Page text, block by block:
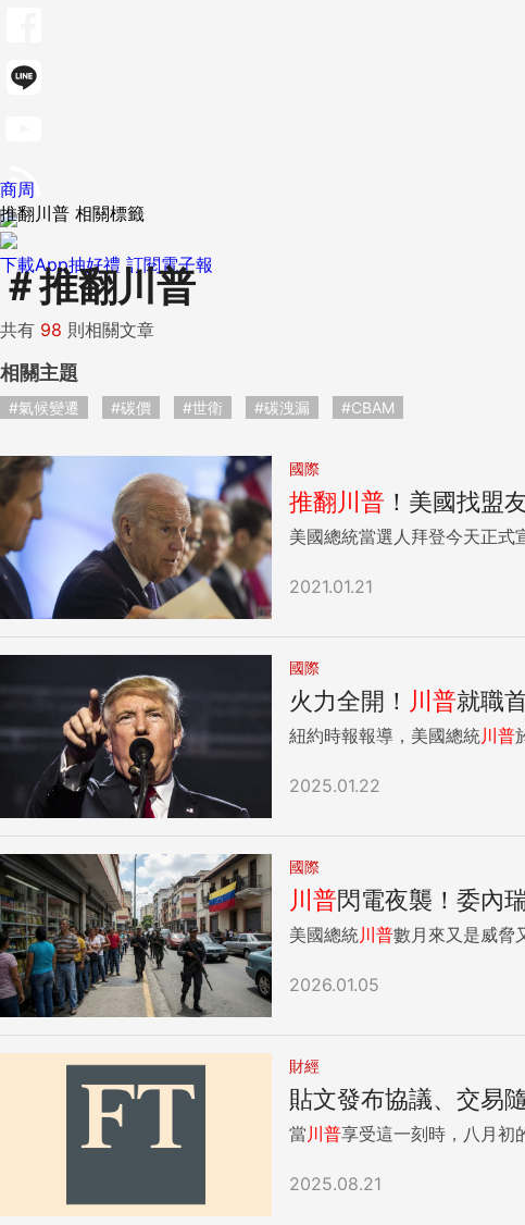
下載App抽好禮 訂閱電子報
商周
推翻川普 相關標籤
＃推翻川普
共有 98 則相關文章
相關主題
#氣候變遷 #碳價 #世衛 #碳洩漏 #CBAM
國際
推翻川普 ！美國找盟
美國總統當選人拜登今天正式
2021.01.21
國際
火力全開！ 川普就職
紐約時報報導，美國總統川普
2025.01.22
國際
川普閃電夜襲！委內
美國總統川普數月來又是威脅
2026.01.05
財經
貼文發布協議、交易
當 川普享受這一刻時，八月初
2025.08.21